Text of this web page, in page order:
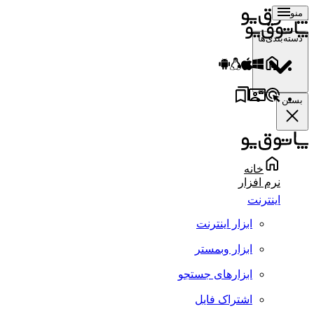
منو
دسته‌بندی‌ها
بستن
خانه
نرم افزار
اینترنت
ابزار اینترنت
ابزار وبمستر
ابزارهای جستجو
اشتراک فایل